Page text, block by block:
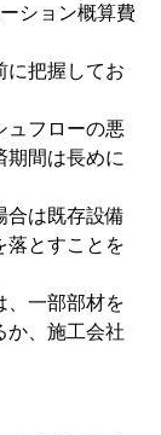
ション概算費
に把握してお
ュフローの悪
期間は長めに
合は既存設備
落とすことを
、一部部材を
か、施工会社